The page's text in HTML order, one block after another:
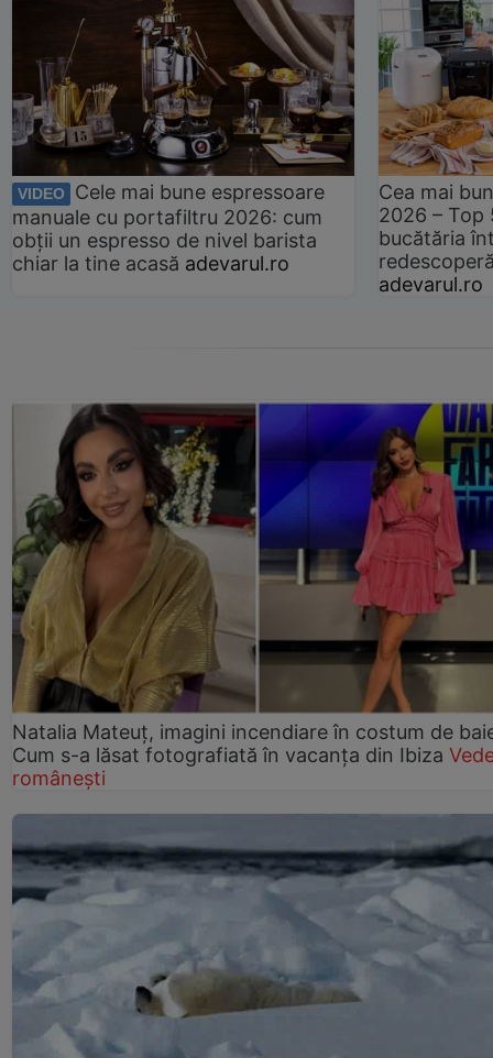
VIDEO
Cele mai bune espressoare
manuale cu portafiltru 2026: cum
obții un espresso de nivel barista
chiar la tine acasă adevarul.ro
Cea mai
2026 –
bucătăria
adevarul.ro
Natalia Mateuț, imagini incendiare în costum de
Cum s-a lăsat fotografiată în vacanța din Ibiza
românești